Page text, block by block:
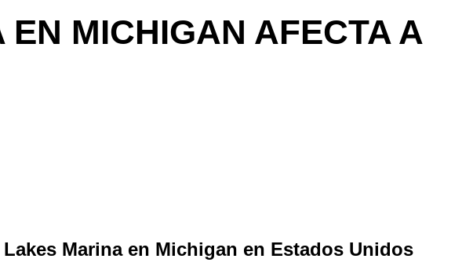
MICHIGAN AFECTA A
Marina en Michigan en Estados Unidos